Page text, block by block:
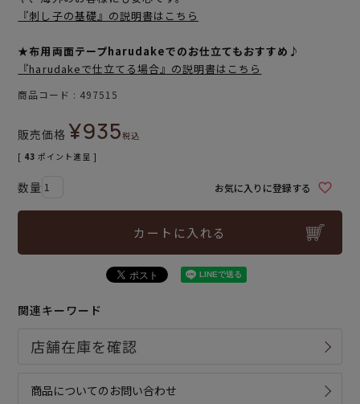
『刺し子の基礎』の説明書はこちら
★布用両面テープharudakeでのお仕立てもおすすめ♪
『harudakeで仕立てる場合』の説明書はこちら
商品コード 497515
販売価格 ¥935税込
[ 43 ポイント進呈 ]
お気に入りに登録する
カートに入れる
関連キーワード
商品についてのお問い合わせ